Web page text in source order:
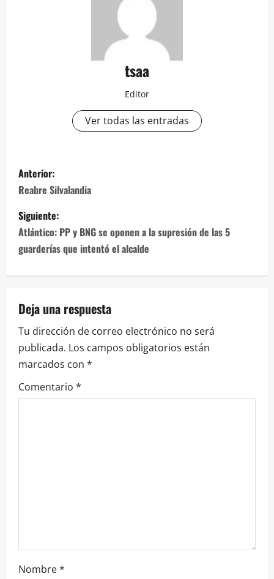
tsaa
Editor
Ver todas las entradas
Navegación
de
entradas
Anterior:
Reabre Silvalandia
Siguiente:
Atlántico: PP y BNG se oponen a la supresión de las 5
guarderías que intentó el alcalde
Deja una respuesta
Tu dirección de correo electrónico no será
publicada. Los campos obligatorios están
marcados con *
Comentario *
Nombre*